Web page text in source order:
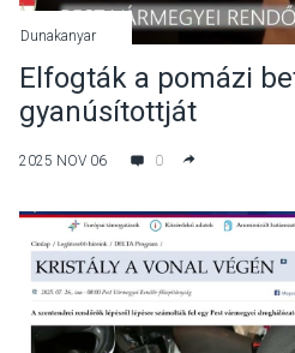
Dunakanyar
Elfogták a pomázi
gyanúsítottját
2025 NOV 06 0